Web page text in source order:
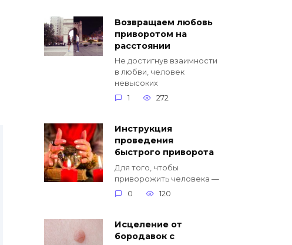
Возвращаем любовь
приворотом на
расстоянии
Не достигнув взаимности
в любви, человек
невысоких
1
272
Инструкция
проведения
быстрого приворота
Для того, чтобы
приворожить человека —
0
120
Исцеление от
бородавок с